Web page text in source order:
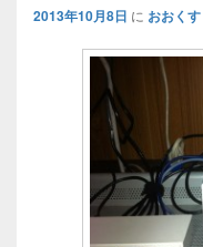
2013年10月8日 に おおくす